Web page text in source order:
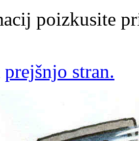
poizkusite
prejšnjo stran.